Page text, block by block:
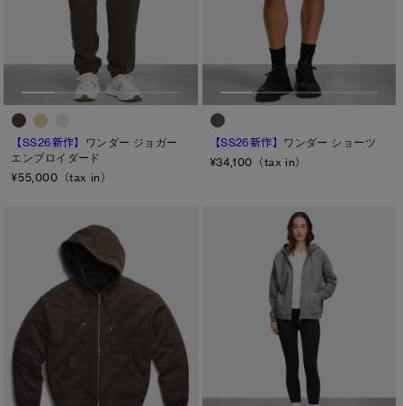
ONESIZE
カラー
ブラック
グリーン系
グレー系
レッド系
ベージュ/ブラウン系
ピンク系
パープル系
長さ
ウエスト
ヒップ
【SS26新作】 ワンダー ジョガー
エンブロイダード
¥55,000（tax in）
【SS26新作】 ワンダー ショーツ
¥34,100（tax in）